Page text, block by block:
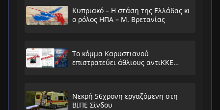
Κυπριακό – Η στάση της Ελλάδας κι
ο ρόλος ΗΠΑ – Μ. Βρετανίας
Το κόμμα Καρυστιανού
επιστρατεύει άθλιους αντιΚΚΕ
Νεκρή 56χρονη εργαζόμενη στη
ΒΙΠΕ Σίνδου